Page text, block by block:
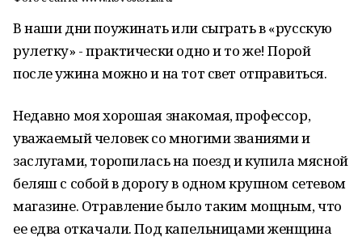
В наши дни поужинать или сыграть в «русскую
рулетку» - практически одно и то же! Порой
после ужина можно и на тот свет отправиться.
Недавно моя хорошая знакомая, профессор,
уважаемый человек со многими званиями и
заслугами, торопилась на поезд и купила мясной
беляш с собой в дорогу в одном крупном сетевом
магазине. Отравление было таким мощным, что
ее едва откачали. Под капельницами женщина